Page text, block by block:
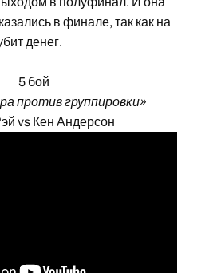
в финале, так как на
денег.
5 бой
против группировки»
vs Кен Андерсон